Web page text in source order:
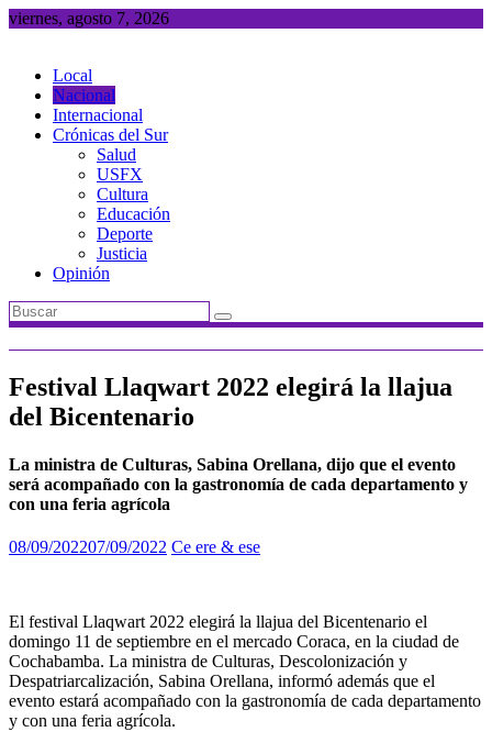
Saltar
viernes, agosto 7, 2026
Local
Nacional
Internacional
Crónicas del Sur
Salud
USFX
Cultura
Educación
Deporte
Justicia
Opinión
Festival Llaqwart 2022 elegirá la llajua
del Bicentenario
La ministra de Culturas, Sabina Orellana, dijo que el evento
será acompañado con la gastronomía de cada departamento y
con una feria agrícola
08/09/202207/09/2022 Ce ere & ese
El festival Llaqwart 2022 elegirá la llajua del Bicentenario el
domingo 11 de septiembre en el mercado Coraca, en la ciudad de
Cochabamba. La ministra de Culturas, Descolonización y
Despatriarcalización, Sabina Orellana, informó además que el
evento estará acompañado con la gastronomía de cada departamento
y con una feria agrícola.